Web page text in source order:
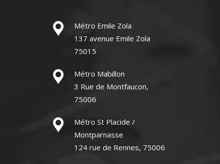
Métro Emile Zola
137 avenue Emile Zola
75015
Métro Mabillon
3 Rue de Montfaucon,
75006
Métro St Placide /
Montparnasse
124 rue de Rennes, 75006